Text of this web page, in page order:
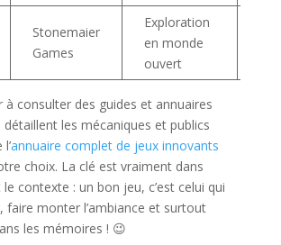
Stonemaier
Games
Exploration
en monde
ouvert
à consulter des guides et annuaires
détaillent les mécaniques et publics
annuaire complet de jeux innovants
choix. La clé est vraiment dans
le contexte : un bon jeu, c’est celui qui
faire monter l’ambiance et surtout
les mémoires ! 😉